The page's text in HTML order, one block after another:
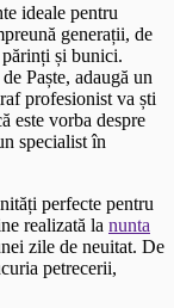
ideale pentru
generații, de
și bunici.
de Paște, adaugă un
profesionist va ști
este vorba despre
specialist în
perfecte pentru
realizată la nunta
zile de neuitat. De
petrecerii,